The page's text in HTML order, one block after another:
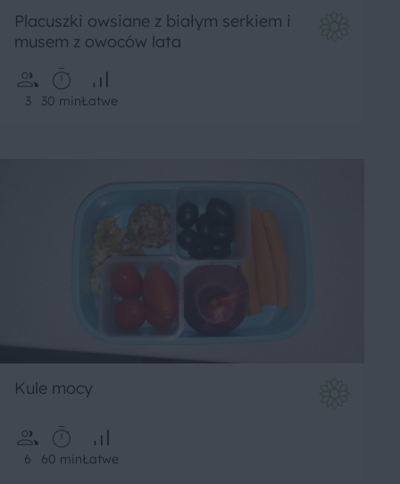
Placuszki owsiane z białym serkiem i
musem z owoców lata
3 30 minŁatwe
Kule mocy
6 60 minŁatwe